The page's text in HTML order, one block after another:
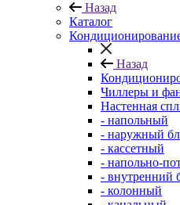
Назад
Каталог
Назад
Чиллеры и
Настенная
- напольный
- наружный
- кассетный
- напольно-
- внутренний
- колонный